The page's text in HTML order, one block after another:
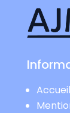
Accueil